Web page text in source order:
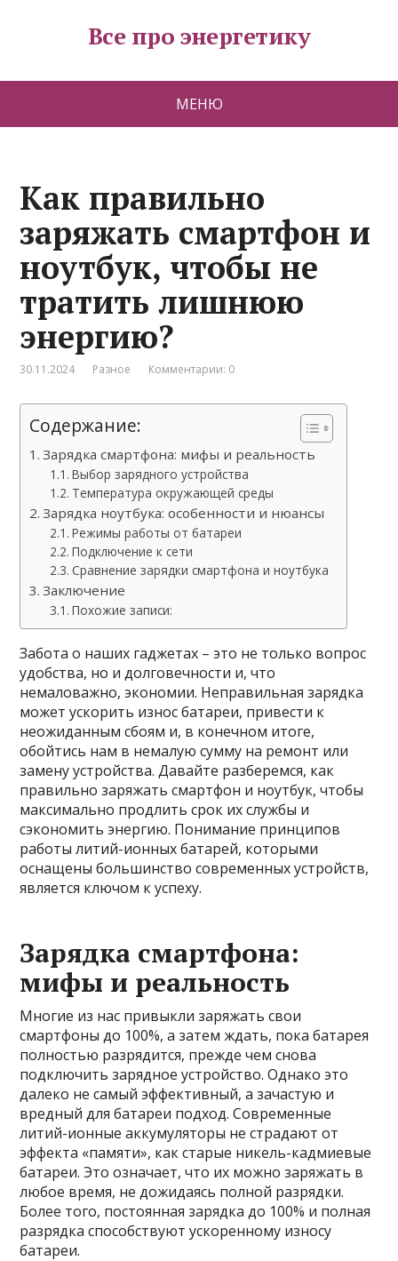
Все про энергетику
МЕНЮ
Как правильно
заряжать смартфон и
ноутбук, чтобы не
тратить лишнюю
энергию?
30.11.2024 Разное Комментарии: 0
Содержание:
Зарядка смартфона: мифы и реальность
Выбор зарядного устройства
Температура окружающей среды
Зарядка ноутбука: особенности и нюансы
Режимы работы от батареи
Подключение к сети
Сравнение зарядки смартфона и ноутбука
Заключение
Похожие записи:
Забота о наших гаджетах – это не только вопрос
удобства, но и долговечности и, что
немаловажно, экономии. Неправильная зарядка
может ускорить износ батареи, привести к
неожиданным сбоям и, в конечном итоге,
обойтись нам в немалую сумму на ремонт или
замену устройства. Давайте разберемся, как
правильно заряжать смартфон и ноутбук, чтобы
максимально продлить срок их службы и
сэкономить энергию. Понимание принципов
работы литий-ионных батарей, которыми
оснащены большинство современных устройств,
является ключом к успеху.
Зарядка смартфона:
мифы и реальность
Многие из нас привыкли заряжать свои
смартфоны до 100%, а затем ждать, пока батарея
полностью разрядится, прежде чем снова
подключить зарядное устройство. Однако это
далеко не самый эффективный, а зачастую и
вредный для батареи подход. Современные
литий-ионные аккумуляторы не страдают от
эффекта «памяти», как старые никель-кадмиевые
батареи. Это означает, что их можно заряжать в
любое время, не дожидаясь полной разрядки.
Более того, постоянная зарядка до 100% и полная
разрядка способствуют ускоренному износу
батареи.